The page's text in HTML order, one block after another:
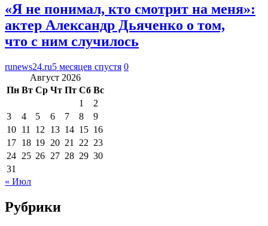
«Я не понимал, кто смотрит на меня»:
актер Александр Дьяченко о том,
что с ним случилось
runews24.ru5 месяцев спустя 0
Август 2026
Пн Вт Ср Чт Пт Сб Вс
1
2
3
4 5 6 7 8
9
10 11 12 13 14 15 16
17 18 19 20 21 22 23
24 25 26 27 28 29 30
31
« Июл
Рубрики